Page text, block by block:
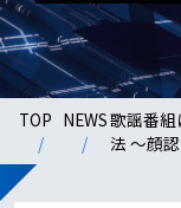
TOP NEWS歌謡番
法 ～顔